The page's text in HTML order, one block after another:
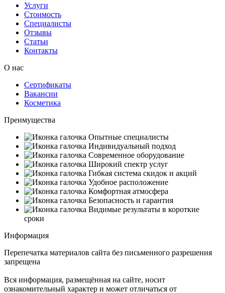
Услуги
Стоимость
Специалисты
Отзывы
Статьи
Контакты
О нас
Сертификаты
Вакансии
Косметика
Преимущества
Опытные специалисты
Индивидуальный подход
Современное оборудование
Широкий спектр услуг
Гибкая система скидок и акций
Удобное расположение
Комфортная атмосфера
Безопасность и гарантия
Видимые результаты в короткие
сроки
Информация
Перепечатка материалов сайта без письменного разрешения
запрещена
Вся информация, размещённая на сайте, носит
ознакомительный характер и может отличаться от